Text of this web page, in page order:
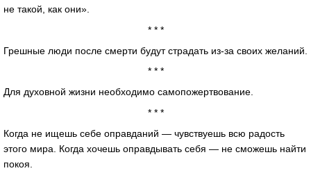
не такой, как они».
* * *
Грешные люди после смерти будут страдать из-за своих желаний.
* * *
Для духовной жизни необходимо самопожертвование.
* * *
Когда не ищешь себе оправданий — чувствуешь всю радость
этого мира. Когда хочешь оправдывать себя — не сможешь найти
покоя.